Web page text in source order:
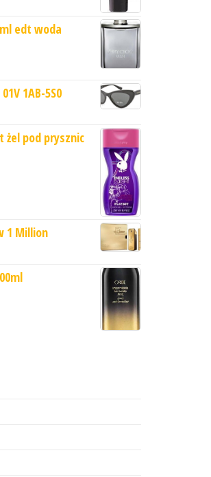
edt woda
1AB-5S0
żel pod prysznic
1 Million